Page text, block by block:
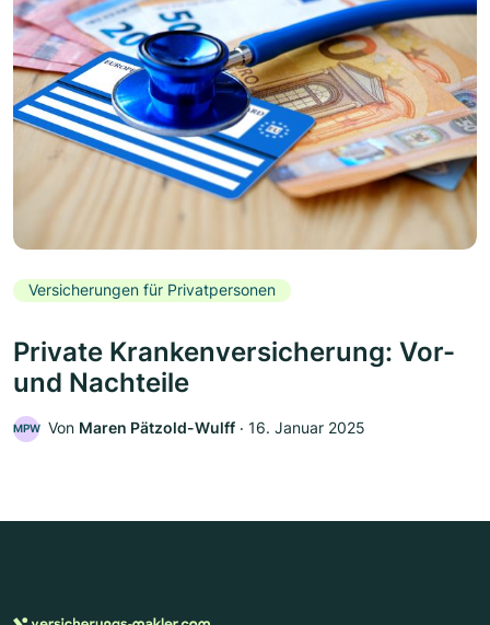
Versicherungen für Privatpersonen
Private Krankenversicherung: Vor-
und Nachteile
MPW Von Maren Pätzold-Wulff ‧ 16. Januar 2025